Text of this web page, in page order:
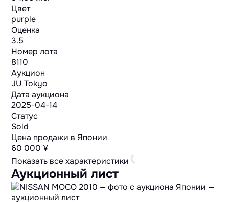
Цвет
purple
Оценка
3.5
Номер лота
8110
Аукцион
JU Tokyo
Дата аукциона
2025-04-14
Статус
Sold
Цена продажи в Японии
60 000 ¥
Показать все характеристики
Аукционный лист